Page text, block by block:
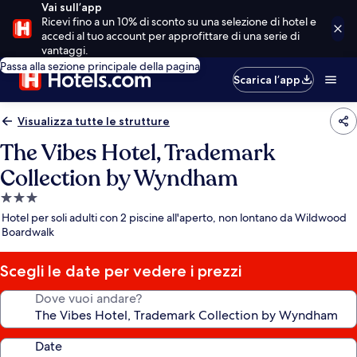
Vai sull’app
Ricevi fino a un 10% di sconto su una selezione di hotel e
accedi al tuo account per approfittare di una serie di
vantaggi.
Passa alla sezione principale della pagina
Scarica l’app
Visualizza tutte le strutture
The Vibes Hotel, Trademark
Collection by Wyndham
Struttura
a
3.0
stelle
Hotel per soli adulti con 2 piscine all'aperto, non lontano da Wildwood
Boardwalk
Scegli le date per vedere i prezzi
Dove vuoi andare?
Date